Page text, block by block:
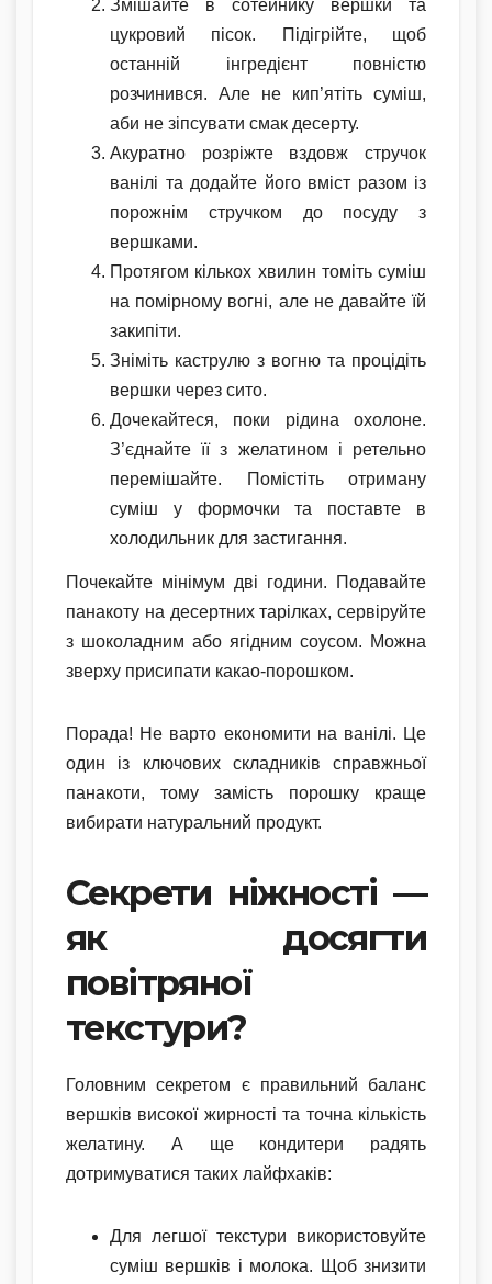
Змішайте в сотейнику вершки та
цукровий пісок. Підігрійте, щоб
останній інгредієнт повністю
розчинився. Але не кип’ятіть суміш,
аби не зіпсувати смак десерту.
Акуратно розріжте вздовж стручок
ванілі та додайте його вміст разом із
порожнім стручком до посуду з
вершками.
Протягом кількох хвилин томіть суміш
на помірному вогні, але не давайте їй
закипіти.
Зніміть каструлю з вогню та процідіть
вершки через сито.
Дочекайтеся, поки рідина охолоне.
З’єднайте її з желатином і ретельно
перемішайте. Помістіть отриману
суміш у формочки та поставте в
холодильник для застигання.
Почекайте мінімум дві години. Подавайте
панакоту на десертних тарілках, сервіруйте
з шоколадним або ягідним соусом. Можна
зверху присипати какао-порошком.
Порада! Не варто економити на ванілі. Це
один із ключових складників справжньої
панакоти, тому замість порошку краще
вибирати натуральний продукт.
Секрети ніжності —
як досягти
повітряної
текстури?
Головним секретом є правильний баланс
вершків високої жирності та точна кількість
желатину. А ще кондитери радять
дотримуватися таких лайфхаків:
Для легшої текстури використовуйте
суміш вершків і молока. Щоб знизити